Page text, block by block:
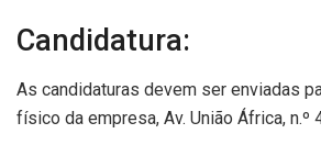
Candidatura:
As candidaturas devem ser enviadas
físico da empresa, Av. União África, n.º